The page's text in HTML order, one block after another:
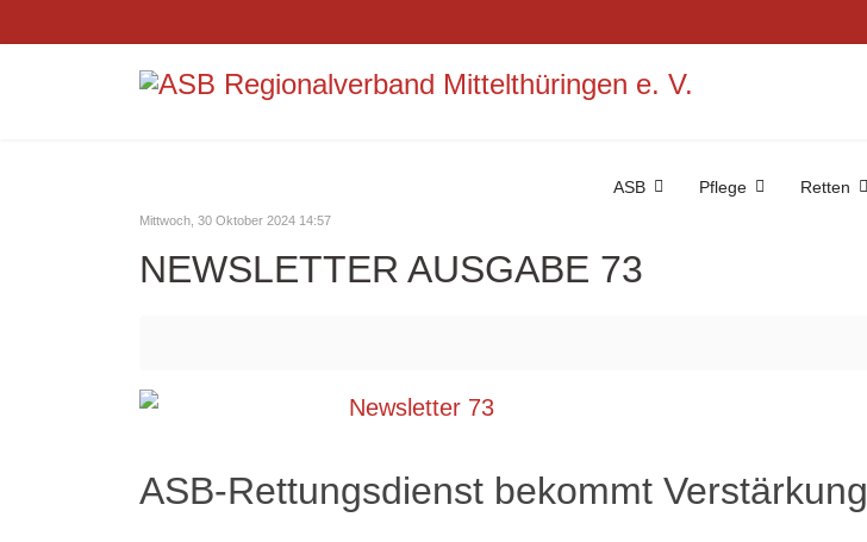
ASB Pflege Retten
Mittwoch, 30 Oktober 2024 14:57
NEWSLETTER AUSGABE 73
ASB-Rettungsdienst bekommt Verstärkung